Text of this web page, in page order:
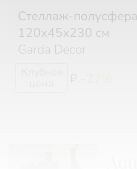
Стеллаж-полусфера
120х45х230 см
Garda Decor